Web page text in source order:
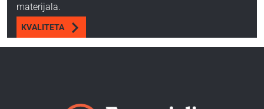
materijala.
KVALITETA